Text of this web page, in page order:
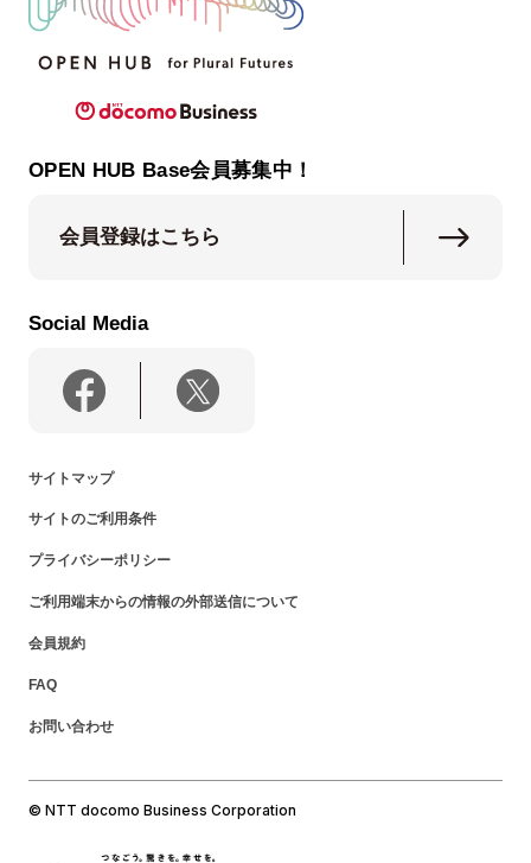
OPEN HUB Base会員募集中！
会員登録はこちら
Social Media
サイトマップ
サイトのご利用条件
プライバシーポリシー
ご利用端末からの情報の外部送信について
会員規約
FAQ
お問い合わせ
© NTT docomo Business Corporation